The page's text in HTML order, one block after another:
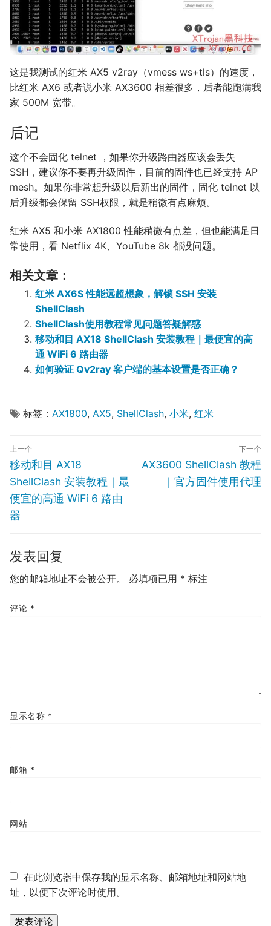
这是我测试的红米 AX5 v2ray（vmess ws+tls）的速度，
比红米 AX6 或者说小米 AX3600 相差很多，后者能跑满我
家 500M 宽带。
后记
这个不会固化 telnet ，如果你升级路由器应该会丢失
SSH，建议你不要再升级固件，目前的固件也已经支持 AP
mesh。如果你非常想升级以后新出的固件，固化 telnet 以
后升级都会保留 SSH权限，就是稍微有点麻烦。
红米 AX5 和小米 AX1800 性能稍微有点差，但也能满足日
常使用，看 Netflix 4K、YouTube 8k 都没问题。
相关文章：
红米 AX6S 性能远超想象，解锁 SSH 安装
ShellClash
ShellClash使用教程常见问题答疑解惑
移动和目 AX18 ShellClash 安装教程｜最便宜的高
通 WiFi 6 路由器
如何验证 Qv2ray 客户端的基本设置是否正确？
标签： AX1800, AX5, ShellClash, 小米, 红米
文
章
导
航
上一个
Previous
post:
移动和目 AX18
ShellClash 安装教程｜最
便宜的高通 WiFi 6 路由
器
下一个
Next
AX3600 ShellClash 教程
｜官方固件使用代理
发表回复
您的邮箱地址不会被公开。 必填项已用 * 标注
评论 *
显示名称 *
邮箱 *
网站
在此浏览器中保存我的显示名称、邮箱地址和网站地
址，以便下次评论时使用。